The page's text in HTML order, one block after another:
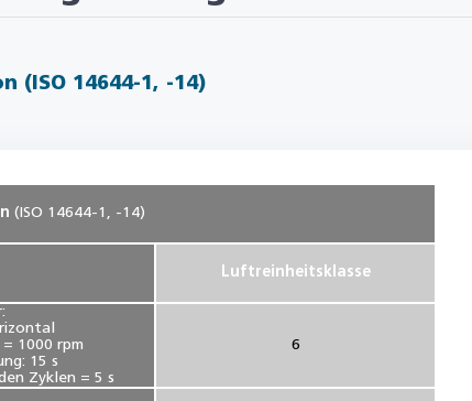
(ISO 14644-1, -14)
(ISO 14644-1, -14)
Luftreinheitsklasse
1000 rpm
15 s
Zyklen = 5 s
6